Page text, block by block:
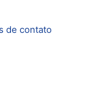
de contato